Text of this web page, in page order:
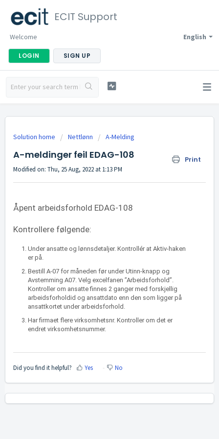
ECIT Support
English
Welcome
LOGIN SIGN UP
Solution home Nettlønn A-Melding
A-meldinger feil EDAG-108 Print
Modified on: Thu, 25 Aug, 2022 at 1:13 PM
Åpent arbeidsforhold EDAG-108
Kontrollere følgende:
Under ansatte og lønnsdetaljer. Kontrollér at Aktiv-haken
er på.
Bestill A-07 for måneden før under Utinn-knapp og
Avstemming A07. Velg excelfanen ”Arbeidsforhold”.
Kontroller om ansatte finnes 2 ganger med forskjellig
arbeidsforholdid og ansattdato enn den som ligger på
ansattkortet under arbeidsforhold.
Har firmaet flere virksomhetsnr. Kontroller om det er
endret virksomhetsnummer.
Did you find it helpful? Yes No